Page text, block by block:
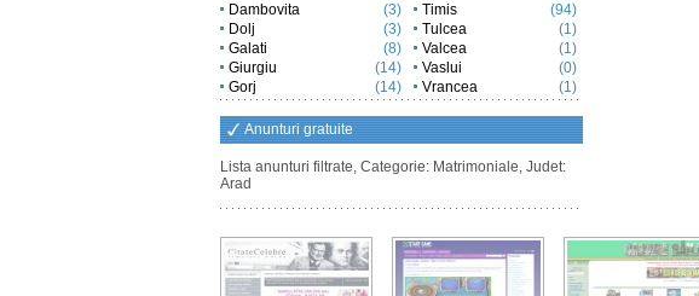
Dambovita
(3)
Dolj
(3)
Galati
(8)
Giurgiu
(14)
Gorj
(14)
Timis
(94)
Tulcea
(1)
Valcea
(1)
Vaslui
(0)
Vrancea
(1)
Anunturi gratuite
Lista anunturi filtrate, Categorie: Matrimoniale, Judet:
Arad